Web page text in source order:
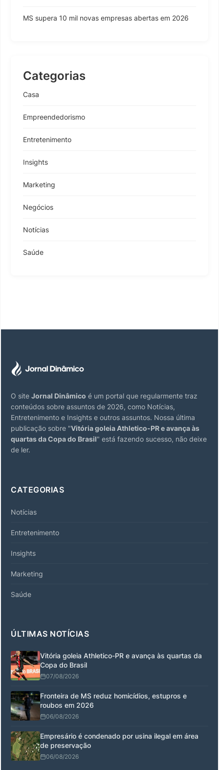
MS supera 10 mil novas empresas abertas em 2026
Categorias
Casa
Empreendedorismo
Entretenimento
Insights
Marketing
Negócios
Notícias
Saúde
O site Jornal Dinâmico é um portal que regularmente traz
conteúdos sobre assuntos de 2026, como Notícias,
Entretenimento e Insights e outros assuntos. Nossa última
publicação sobre "Vitória goleia Athletico-PR e avança às
quartas da Copa do Brasil" está fazendo sucesso, não deixe
de ler.
CATEGORIAS
Notícias
Entretenimento
Insights
Marketing
Saúde
ÚLTIMAS NOTÍCIAS
Vitória goleia Athletico-PR e avança às quartas da
Copa do Brasil
07/08/2026
Fronteira de MS reduz homicídios, estupros e
roubos em 2026
06/08/2026
Empresário é condenado por usina ilegal em área
de preservação
06/08/2026